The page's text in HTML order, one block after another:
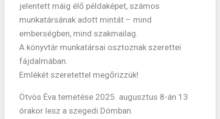
jelentett máig élő példaképet, számos
munkatársának adott mintát – mind
emberségben, mind szakmailag.
A könyvtár munkatársai osztoznak szerettei
fájdalmában.
Emlékét szeretettel megőrizzük!
Ötvös Éva temetése 2025. augusztus 8-án 13
órakor lesz a szegedi Dómban.